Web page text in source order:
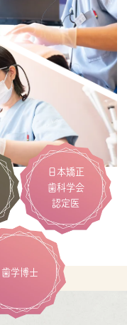
日本矯正
歯科学会
認定医
歯学博士